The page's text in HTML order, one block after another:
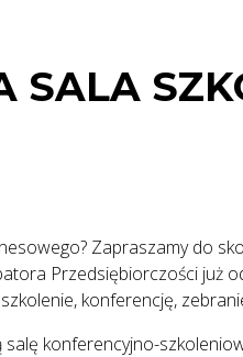
SALA
Zapraszamy do
Przedsiębiorczości już
konferencję,
konferencyjno-